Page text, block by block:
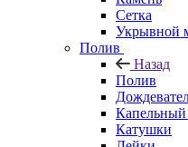
Сетка
Укрывной
Полив
Назад
Полив
Капельный
Катушки